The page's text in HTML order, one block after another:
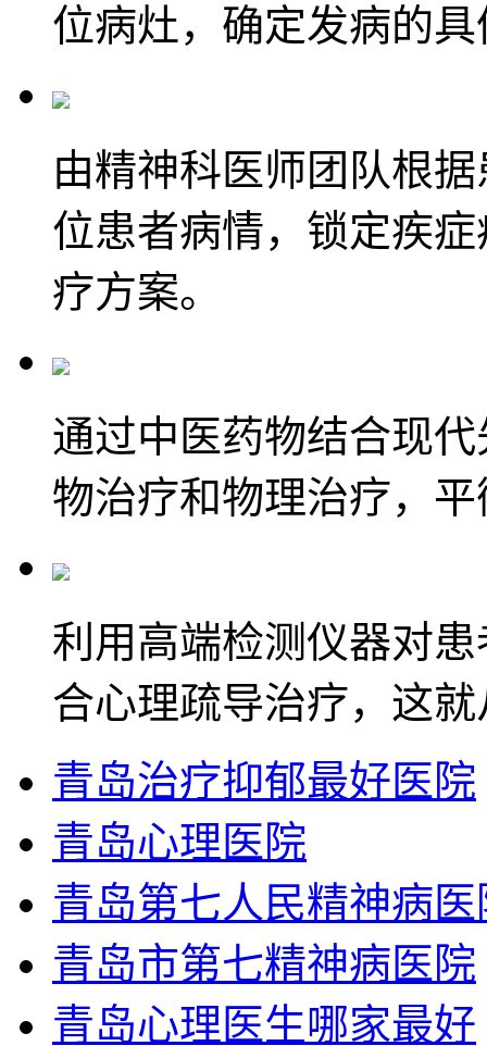
位病灶，确定发病的
由精神科医师团队根
位患者病情，锁定疾
疗方案。
通过中医药物结合现
物治疗和物理治疗，
利用高端检测仪器对
合心理疏导治疗，这
青岛治疗抑郁最好医院
青岛心理医院
青岛第七人民精神病
青岛市第七精神病医院
青岛心理医生哪家最好